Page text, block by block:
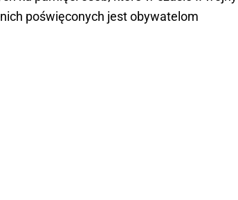
poświęconych jest obywatelom